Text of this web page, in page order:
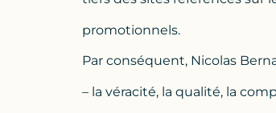
promotionnels.
Par conséquent, Nicolas
– la véracité, la qualité, la